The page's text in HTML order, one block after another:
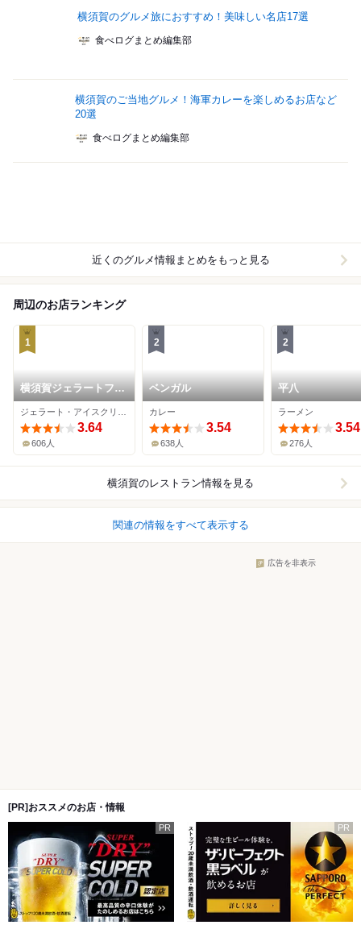
横須賀のグルメ旅におすすめ！美味しい名店17選
食べログまとめ編集部
横須賀のご当地グルメ！海軍カレーを楽しめるお店など
20選
食べログまとめ編集部
近くのグルメ情報まとめをもっと見る
周辺のお店ランキング
1
横須賀ジェラートファ
クトリー
3.64
606人
2
ベンガル
カレー
3.54
638人
2
平八
ラーメン
3.54
276人
横須賀のレストラン情報を見る
関連の情報をすべて表示する
広告を非表示
[PR]おススメのお店・情報
PR PR